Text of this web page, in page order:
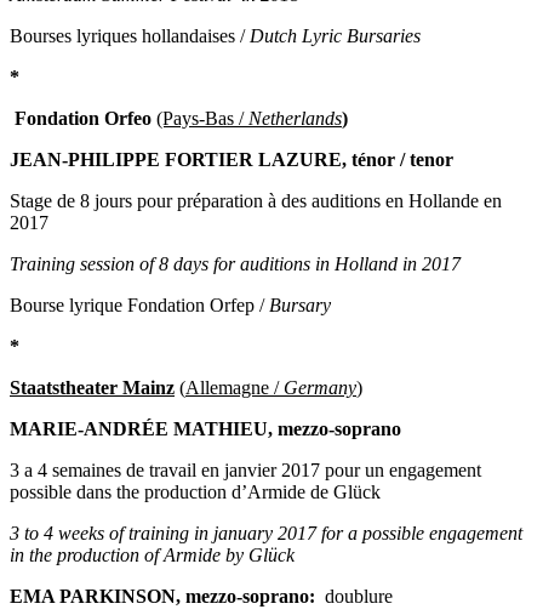
Bourses lyriques hollandaises / Dutch Lyric Bursaries
*
Fondation Orfeo (Pays-Bas / Netherlands)
JEAN-PHILIPPE FORTIER LAZURE, ténor / tenor
Stage de 8 jours pour préparation à des auditions en Hollande en
2017
Training session of 8 days for auditions in Holland in 2017
Bourse lyrique Fondation Orfep /Bursary
*
Staatstheater Mainz (Allemagne / Germany)
MARIE-ANDRÉE MATHIEU, mezzo-soprano
3 a 4 semaines de travail en janvier 2017 pour un engagement
possible dans the production d’Armide de Glück
3 to 4 weeks of training in january 2017 for a possible engagement
in the production of Armide by Glück
EMA PARKINSON, mezzo-soprano: doublure